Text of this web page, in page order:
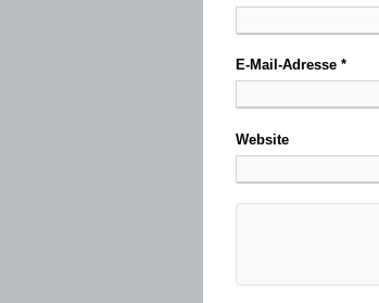
E-Mail-Adresse *
Website